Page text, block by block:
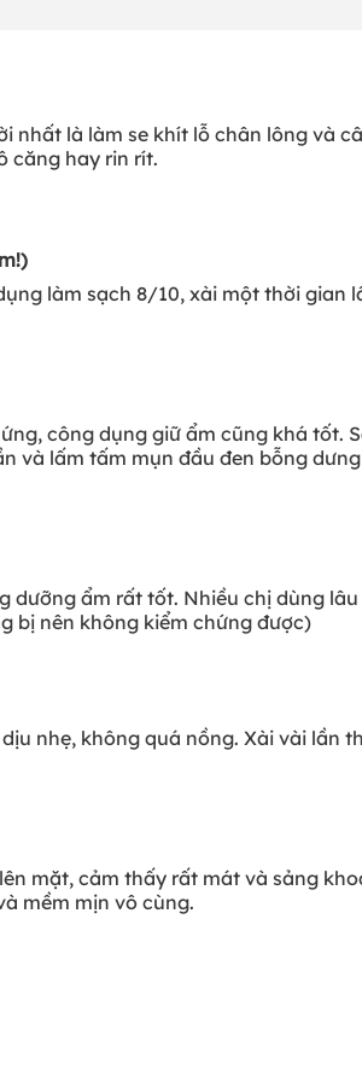
nhất là làm se khít lỗ chân lông và
căng hay rin rít.
làm sạch 8/10, xài một thời gian
công dụng giữ ẩm cũng khá tốt.
và lấm tấm mụn đầu đen bỗng
dưỡng ẩm rất tốt. Nhiều chị dùng lâu
bị nên không kiểm chứng được)
nhẹ, không quá nồng. Xài vài lần
mặt, cảm thấy rất mát và sảng
mềm mịn vô cùng.